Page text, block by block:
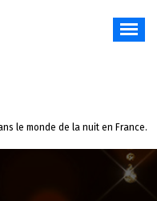
le monde de la nuit en France.